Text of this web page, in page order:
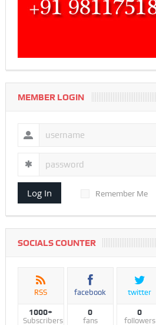
MEMBER LOGIN
Log In Remember Me
SOCIALS COUNTER
RSS
1000+
Subscribers
facebook
0
fans
twitter
0
followers